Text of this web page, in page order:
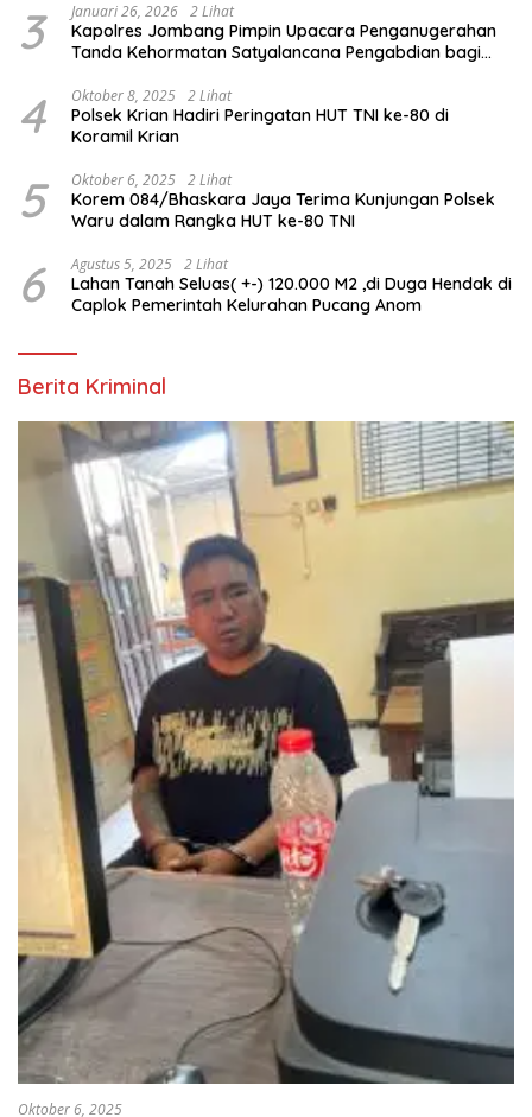
3 Januari 26, 2026 2 Lihat
Kapolres Jombang Pimpin Upacara Penganugerahan
Tanda Kehormatan Satyalancana Pengabdian bagi
4 Oktober 8, 2025 2 Lihat
Polsek Krian Hadiri Peringatan HUT TNI ke-80 di
Koramil Krian
5 Oktober 6, 2025 2 Lihat
Korem 084/Bhaskara Jaya Terima Kunjungan Polsek
6 Agustus 5, 2025 2 Lihat
Lahan Tanah Seluas( +-) 120.000 M2 ,di Duga Hendak di
Caplok Pemerintah Kelurahan Pucang Anom
Berita Kriminal
Oktober 6, 2025